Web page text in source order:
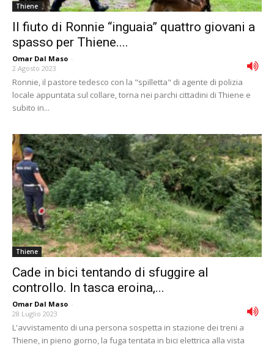
Thiene
Il fiuto di Ronnie “inguaia” quattro giovani a
spasso per Thiene....
Omar Dal Maso -
2 Agosto 2023
Ronnie, il pastore tedesco con la "spilletta" di agente di polizia
locale appuntata sul collare, torna nei parchi cittadini di Thiene e
subito in...
Thiene
Cade in bici tentando di sfuggire al
controllo. In tasca eroina,...
Omar Dal Maso -
28 Luglio 2023
L'avvistamento di una persona sospetta in stazione dei treni a
Thiene, in pieno giorno, la fuga tentata in bici elettrica alla vista